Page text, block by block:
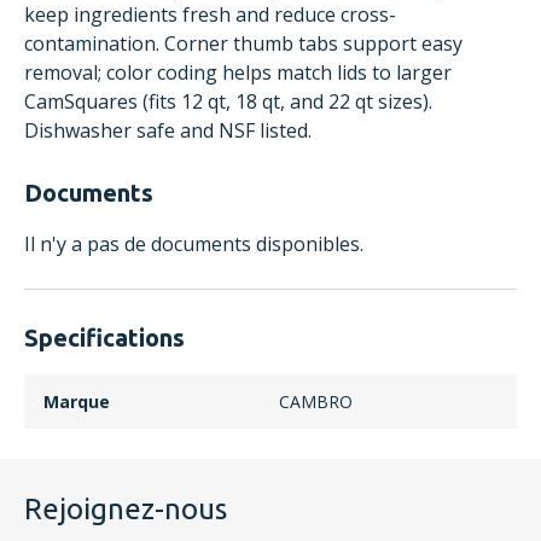
keep ingredients fresh and reduce cross-
contamination. Corner thumb tabs support easy
removal; color coding helps match lids to larger
CamSquares (fits 12 qt, 18 qt, and 22 qt sizes).
Dishwasher safe and NSF listed.
Documents
Il n'y a pas de documents disponibles.
Specifications
Marque CAMBRO
Rejoignez-nous